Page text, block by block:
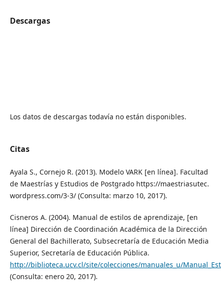
Descargas
Los datos de descargas todavía no están disponibles.
Citas
Ayala S., Cornejo R. (2013). Modelo VARK [en línea]. Facultad
de Maestrías y Estudios de Postgrado https://maestriasutec.
wordpress.com/3-3/ (Consulta: marzo 10, 2017).
Cisneros A. (2004). Manual de estilos de aprendizaje, [en
línea] Dirección de Coordinación Académica de la Dirección
General del Bachillerato, Subsecretaría de Educación Media
Superior, Secretaría de Educación Pública.
http://biblioteca.ucv.cl/site/colecciones/manuales_u/
(Consulta: enero 20, 2017).